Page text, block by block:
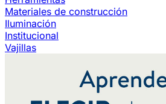
Materiales de construcción
Iluminación
Institucional
Vajillas